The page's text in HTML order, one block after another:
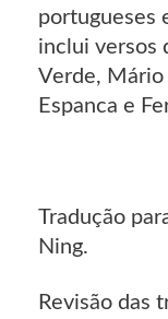
portugueses
inclui versos
Verde, Mário
Espanca e
Tradução
Ning.
Revisão das